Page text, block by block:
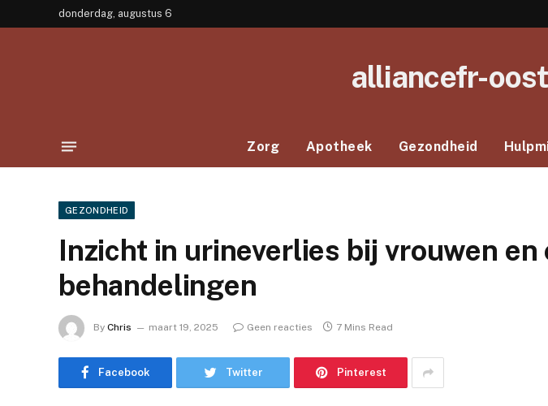
donderdag, augustus 6
alliancefr-
Zorg Apotheek Gezondheid
GEZONDHEID
Inzicht in urineverlies bij vrouwen
behandelingen
By Chris maart 19, 2025 Geen reacties 7 Mins Read
Facebook Twitter Pinterest